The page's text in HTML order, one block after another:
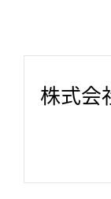
株式会